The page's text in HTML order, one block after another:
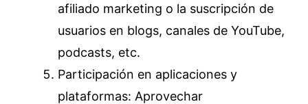
afiliado marketing o la suscripción de
usuarios en blogs, canales de YouTube,
podcasts, etc.
Participación en aplicaciones y
plataformas: Aprovechar